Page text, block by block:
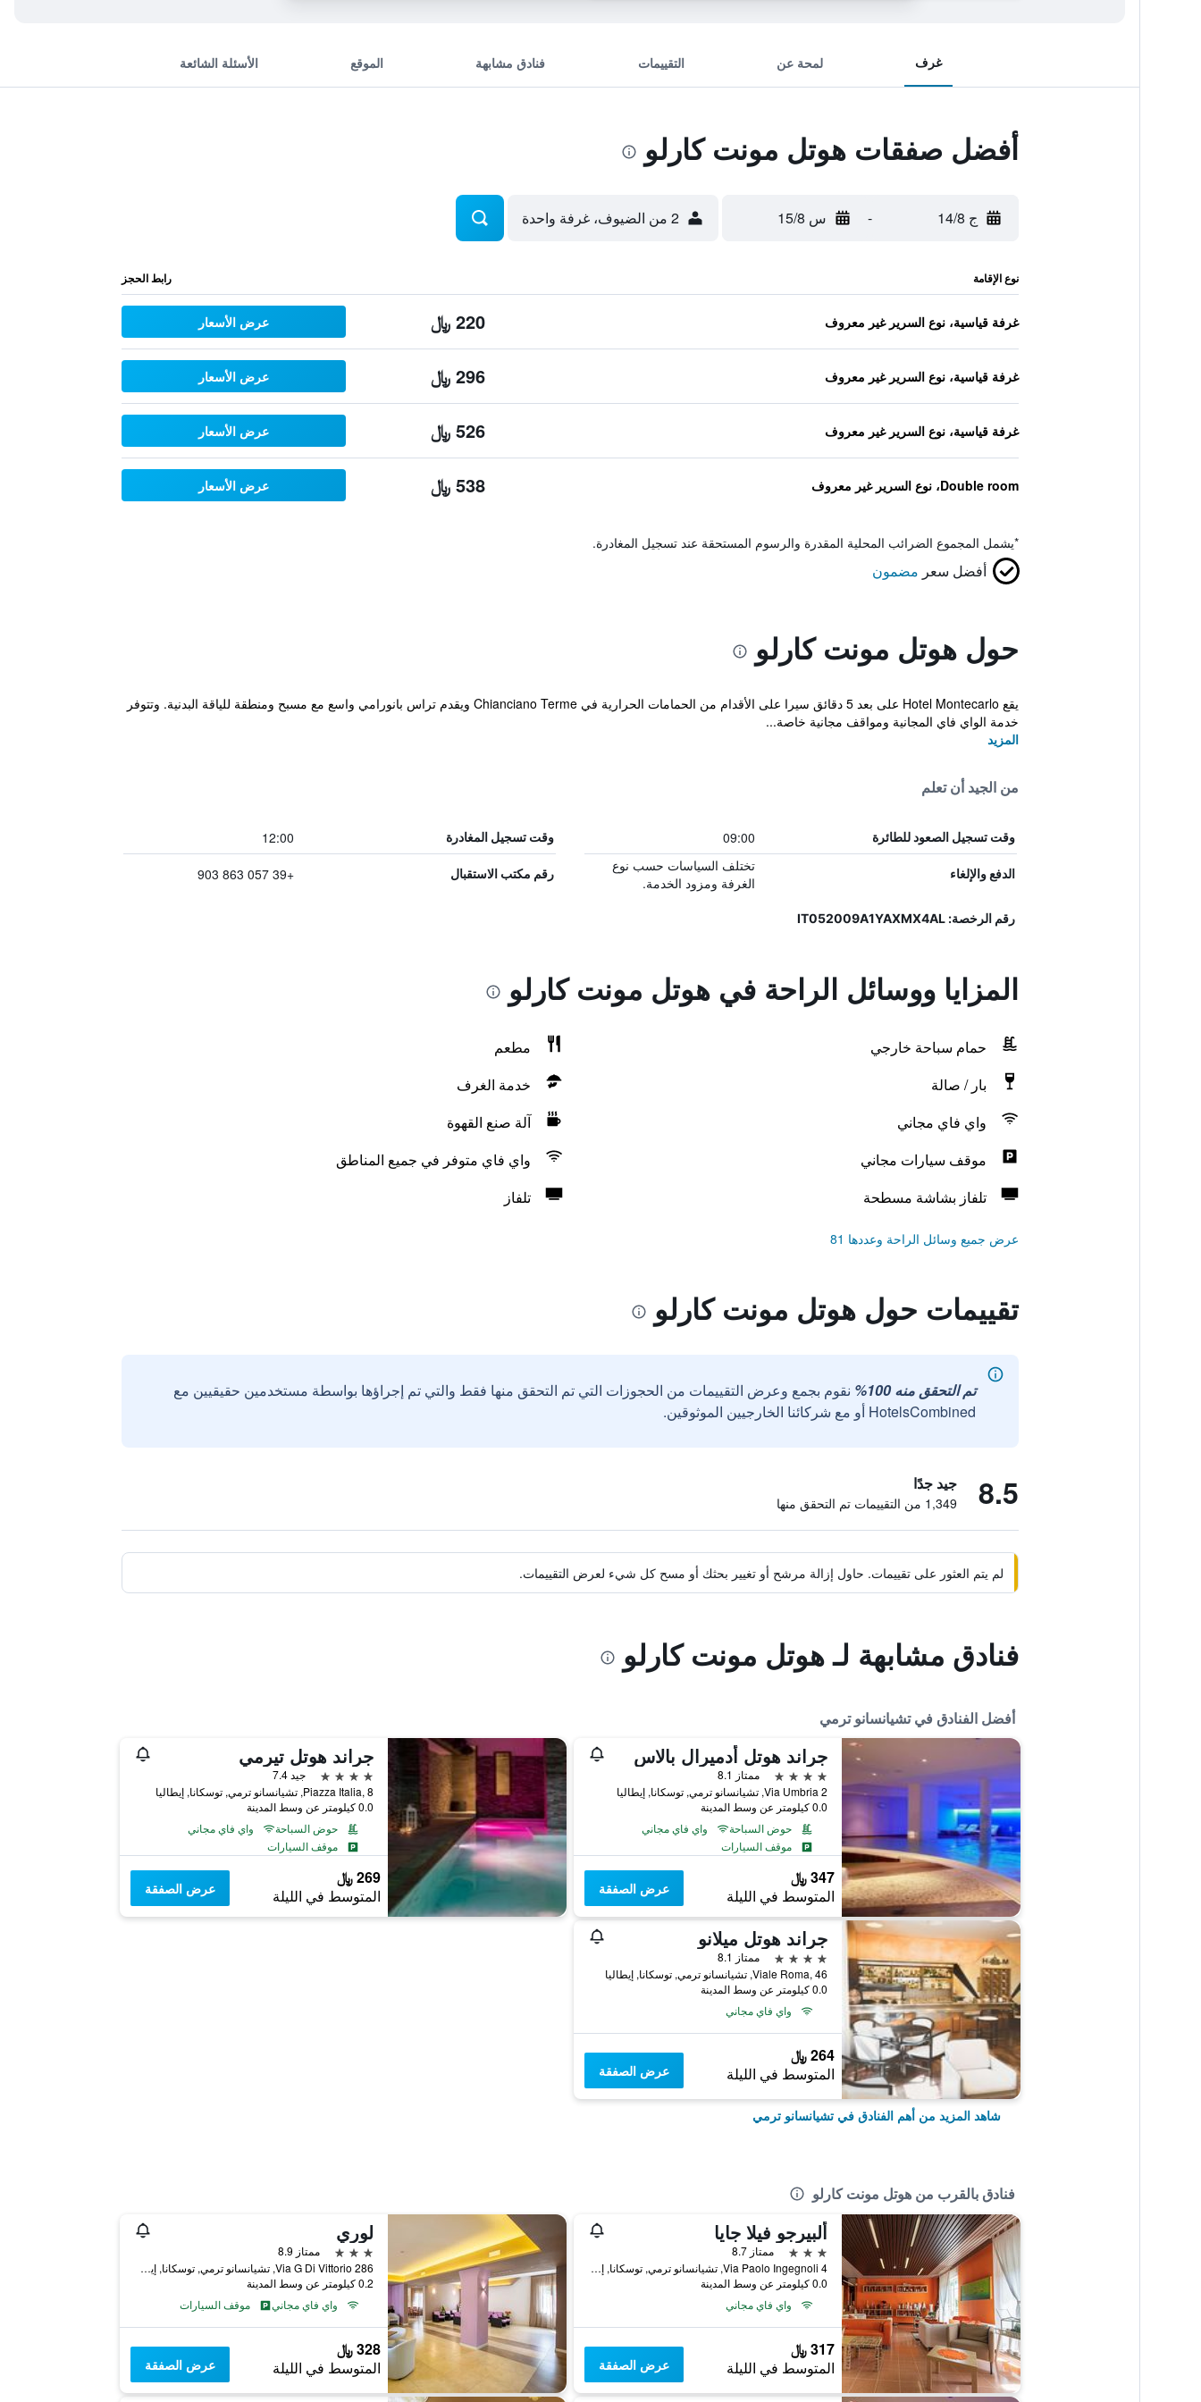
غرف لمحة عن التقييمات فنادق مشابهة الموقع الأسئلة الشائعة
أفضل صفقات هوتل مونت كارلو
ج 14/8 - س 15/8 2 من الضيوف، غرفة واحدة
نوع الإقامة رابط الحجز
غرفة قياسية، نوع السرير غير معروف 220 ﷼ عرض الأسعار
غرفة قياسية، نوع السرير غير معروف 296 ﷼ عرض الأسعار
غرفة قياسية، نوع السرير غير معروف 526 ﷼ عرض الأسعار
Double room، نوع السرير غير معروف 538 ﷼ عرض الأسعار
*يشمل المجموع الضرائب المحلية المقدرة والرسوم المستحقة عند تسجيل المغادرة.
أفضل سعر مضمون
حول هوتل مونت كارلو
يقع Hotel Montecarlo على بعد 5 دقائق سيرا على الأقدام من الحمامات الحرارية في Chianciano Terme ويقدم تراس بانورامي واسع مع مسبح ومنطقة للياقة البدنية. وتتوفر
خدمة الواي فاي المجانية ومواقف مجانية خاصة...
المزيد
من الجيد أن تعلم
وقت تسجيل الصعود للطائرة 09:00 وقت تسجيل المغادرة 12:00
الدفع والإلغاء
تختلف السياسات حسب نوع
الغرفة ومزود الخدمة.
رقم مكتب الاستقبال +39 057 863 903
رقم الرخصة: IT052009A1YAXMX4AL
المزايا ووسائل الراحة في هوتل مونت كارلو
حمام سباحة خارجي
مطعم
بار / صالة
خدمة الغرف
واي فاي مجاني
آلة صنع القهوة
موقف سيارات مجاني
واي فاي متوفر في جميع المناطق
تلفاز بشاشة مسطحة
تلفاز
عرض جميع وسائل الراحة وعددها 81
تقييمات حول هوتل مونت كارلو
تم التحقق منه 100%
نقوم بجمع وعرض التقييمات من الحجوزات التي تم التحقق منها فقط والتي تم إجراؤها بواسطة مستخدمين حقيقيين مع
HotelsCombined أو مع شركائنا الخارجيين الموثوقين.
8.5 جيد جدًا
1,349 من التقييمات تم التحقق منها
لم يتم العثور على تقييمات. حاول إزالة مرشح أو تغيير بحثك أو مسح كل شيء لعرض التقييمات.
فنادق مشابهة لـ هوتل مونت كارلو
أفضل الفنادق في تشيانسانو ترمي
جراند هوتل أدميرال بالاس
4 نجوم
ممتاز 8.1
Via Umbria 2, تشيانسانو ترمي, توسكانا, إيطاليا
0.0 كيلومتر عن وسط المدينة
حوض السباحة
واي فاي مجاني
موقف السيارات
347 ﷼
المتوسط في الليلة عرض الصفقة
جراند هوتل تيرمي
4 نجوم
جيد 7.4
Piazza Italia, 8, تشيانسانو ترمي, توسكانا, إيطاليا
0.0 كيلومتر عن وسط المدينة
حوض السباحة
واي فاي مجاني
موقف السيارات
269 ﷼
المتوسط في الليلة عرض الصفقة
جراند هوتل ميلانو
4 نجوم
ممتاز 8.1
Viale Roma, 46, تشيانسانو ترمي, توسكانا, إيطاليا
0.0 كيلومتر عن وسط المدينة
واي فاي مجاني
264 ﷼
المتوسط في الليلة عرض الصفقة
شاهد المزيد من أهم الفنادق في تشيانسانو ترمي
فنادق بالقرب من هوتل مونت كارلو
ألبيرجو فيلا جايا
3 نجوم
ممتاز 8.7
Via Paolo Ingegnoli 4, تشيانسانو ترمي, توسكانا, إيطاليا
0.0 كيلومتر عن وسط المدينة
واي فاي مجاني
317 ﷼
المتوسط في الليلة عرض الصفقة
لوري
3 نجوم
ممتاز 8.9
Via G Di Vittorio 286, تشيانسانو ترمي, توسكانا, إيطاليا
0.2 كيلومتر عن وسط المدينة
واي فاي مجاني
موقف السيارات
328 ﷼
المتوسط في الليلة عرض الصفقة